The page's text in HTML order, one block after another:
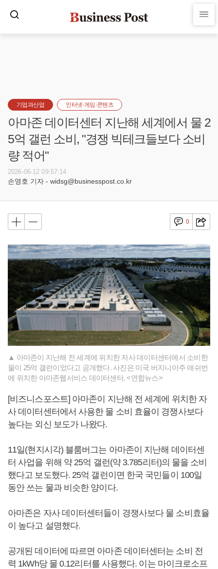
기업과산업 인터넷·게임·콘텐츠
아마존 데이터센터 지난해 세계에서 물 2
5억 갤런 소비, "경쟁 빅테크들보다 소비
량 적어"
2026-06-12 09:57:14
손영호 기자 - widsg@businesspost.co.kr
0
▲ 아마존이 지난해 전 세계에 위치한 자사 데이터센터에서 소비한
물이 25억 갤런이었다고 공개했다. 사진은 미국 버지니아주 애쉬번
에 위치한 아마존웹서비스 데이터센터. <연합뉴스>
[비즈니스포스트] 아마존이 지난해 전 세계에 위치한 자
사 데이터센터에서 사용한 물 소비 효율이 경쟁사보다
높다는 외신 보도가 나왔다.
11일(현지시각) 블룸버그는 아마존이 지난해 데이터센
터 사업을 위해 약 25억 갤런(약 3.785리터)의 물을 소비
했다고 보도했다. 25억 갤런이면 한국 국민들이 100일
동안 쓰는 물과 비슷한 양이다.
아마존은 자사 데이터센터들이 경쟁사보다 물 소비효율
이 높다고 설명했다.
공개된 데이터에 따르면 아마존 데이터센터는 소비 전
력 1kWh당 물 0.12리터를 사용했다. 이는 마이크로소프